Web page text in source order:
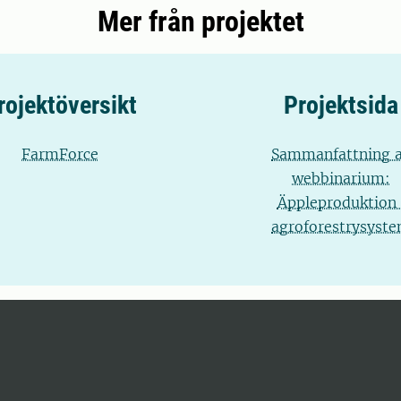
Mer från projektet
FarmForce
Projektsida
Sammanfattning
webbinarium:
Äppleproduktion